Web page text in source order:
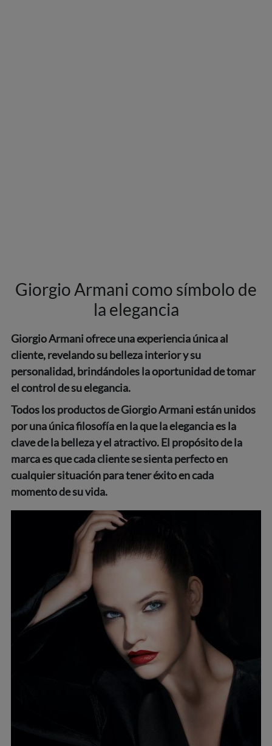
Giorgio Armani como símbolo de
la elegancia
Giorgio Armani ofrece una experiencia única al
cliente, revelando su belleza interior y su
personalidad, brindándoles la oportunidad de tomar
el control de su elegancia.
Todos los productos de Giorgio Armani están unidos
por una única filosofía en la que la elegancia es la
clave de la belleza y el atractivo. El propósito de la
marca es que cada cliente se sienta perfecto en
cualquier situación para tener éxito en cada
momento de su vida.